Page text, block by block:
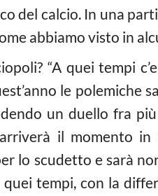
del calcio. In una
abbiamo visto in
“A quei tempi
le
un duello fra
il momento
lo scudetto e sarà
tempi, con la